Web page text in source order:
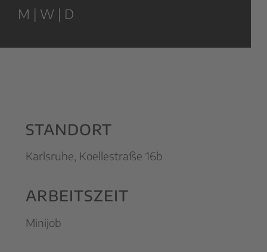
M | W | D
STANDORT
Karlsruhe, Koellestraße 16b
ARBEITSZEIT
Minijob